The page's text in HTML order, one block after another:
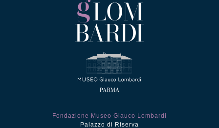
Fondazione Museo Glauco Lombardi
Palazzo di Riserva